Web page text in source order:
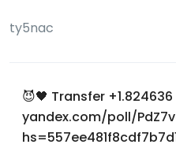
ty5nac
😈🖤 Transfer
yandex.com/poll/